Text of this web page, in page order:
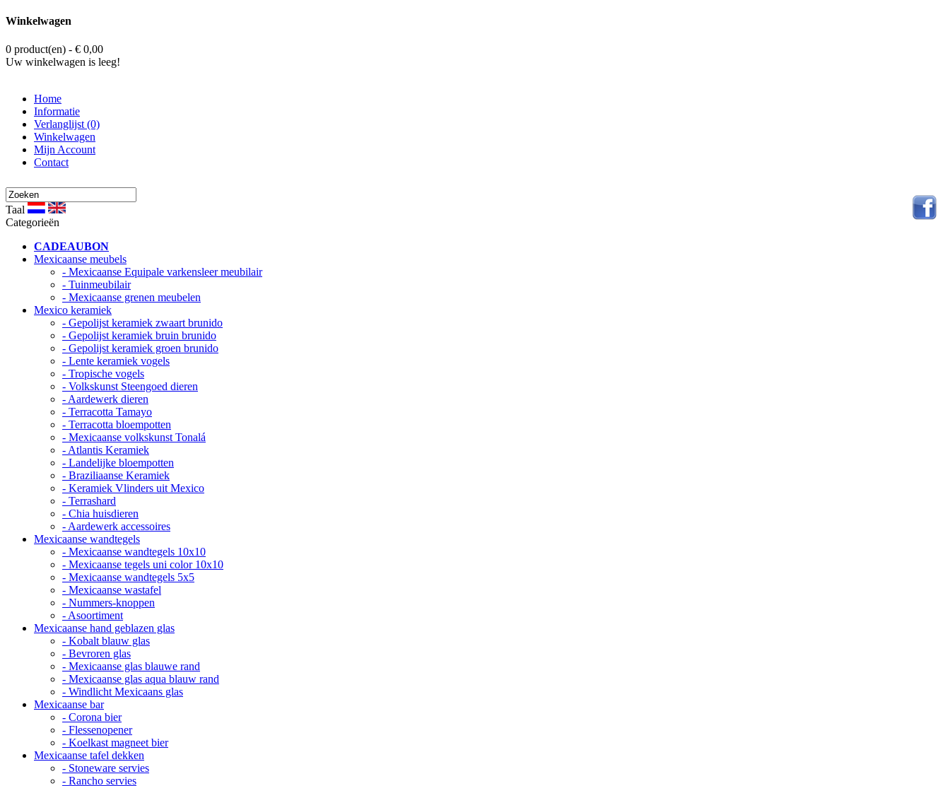
Winkelwagen
0 product(en) - € 0,00
Uw winkelwagen is leeg!
Home
Informatie
Verlanglijst (0)
Winkelwagen
Mijn Account
Contact
Taal
Categorieën
CADEAUBON
Mexicaanse meubels
- Mexicaanse Equipale varkensleer meubilair
- Tuinmeubilair
- Mexicaanse grenen meubelen
Mexico keramiek
- Gepolijst keramiek zwaart brunido
- Gepolijst keramiek bruin brunido
- Gepolijst keramiek groen brunido
- Lente keramiek vogels
- Tropische vogels
- Volkskunst Steengoed dieren
- Aardewerk dieren
- Terracotta Tamayo
- Terracotta bloempotten
- Mexicaanse volkskunst Tonalá
- Atlantis Keramiek
- Landelijke bloempotten
- Braziliaanse Keramiek
- Keramiek Vlinders uit Mexico
- Terrashard
- Chia huisdieren
- Aardewerk accessoires
Mexicaanse wandtegels
- Mexicaanse wandtegels 10x10
- Mexicaanse tegels uni color 10x10
- Mexicaanse wandtegels 5x5
- Mexicaanse wastafel
- Nummers-knoppen
- Asoortiment
Mexicaanse hand geblazen glas
- Kobalt blauw glas
- Bevroren glas
- Mexicaanse glas blauwe rand
- Mexicaanse glas aqua blauw rand
- Windlicht Mexicaans glas
Mexicaanse bar
- Corona bier
- Flessenopener
- Koelkast magneet bier
Mexicaanse tafel dekken
- Stoneware servies
- Rancho servies